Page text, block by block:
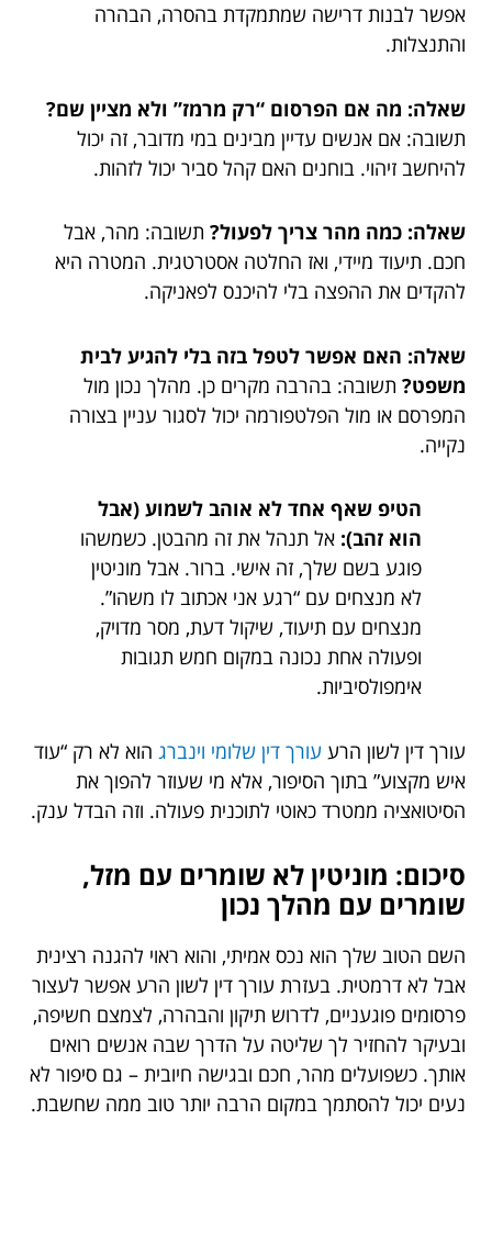
אפשר לבנות דרישה שמתמקדת בהסרה, הבהרה
והתנצלות.
שאלה: מה אם הפרסום “רק מרמז” ולא מציין שם?
תשובה: אם אנשים עדיין מבינים במי מדובר, זה יכול
להיחשב זיהוי. בוחנים האם קהל סביר יכול לזהות.
שאלה: כמה מהר צריך לפעול? תשובה: מהר, אבל
חכם. תיעוד מיידי, ואז החלטה אסטרטגית. המטרה היא
להקדים את ההפצה בלי להיכנס לפאניקה.
שאלה: האם אפשר לטפל בזה בלי להגיע לבית
משפט? תשובה: בהרבה מקרים כן. מהלך נכון מול
המפרסם או מול הפלטפורמה יכול לסגור עניין בצורה
נקייה.
הטיפ שאף אחד לא אוהב לשמוע (אבל
הוא זהב): אל תנהל את זה מהבטן. כשמשהו
פוגע בשם שלך, זה אישי. ברור. אבל מוניטין
לא מנצחים עם “רגע אני אכתוב לו משהו”.
מנצחים עם תיעוד, שיקול דעת, מסר מדויק,
ופעולה אחת נכונה במקום חמש תגובות
אימפולסיביות.
עורך דין לשון הרע עורך דין שלומי וינברג הוא לא רק “עוד
איש מקצוע” בתוך הסיפור, אלא מי שעוזר להפוך את
הסיטואציה ממטרד כאוטי לתוכנית פעולה. וזה הבדל ענק.
סיכום: מוניטין לא שומרים עם מזל,
שומרים עם מהלך נכון
השם הטוב שלך הוא נכס אמיתי, והוא ראוי להגנה רצינית
אבל לא דרמטית. בעזרת עורך דין לשון הרע אפשר לעצור
פרסומים פוגעניים, לדרוש תיקון והבהרה, לצמצם חשיפה,
ובעיקר להחזיר לך שליטה על הדרך שבה אנשים רואים
אותך. כשפועלים מהר, חכם ובגישה חיובית – גם סיפור לא
נעים יכול להסתמך במקום הרבה יותר טוב ממה שחשבת.